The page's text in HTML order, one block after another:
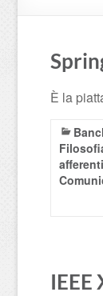
È la
IEEE